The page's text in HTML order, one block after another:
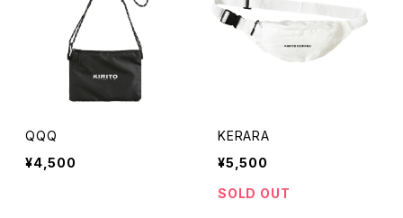
QQQ
¥4,500
KERARA
¥5,500
SOLD OUT